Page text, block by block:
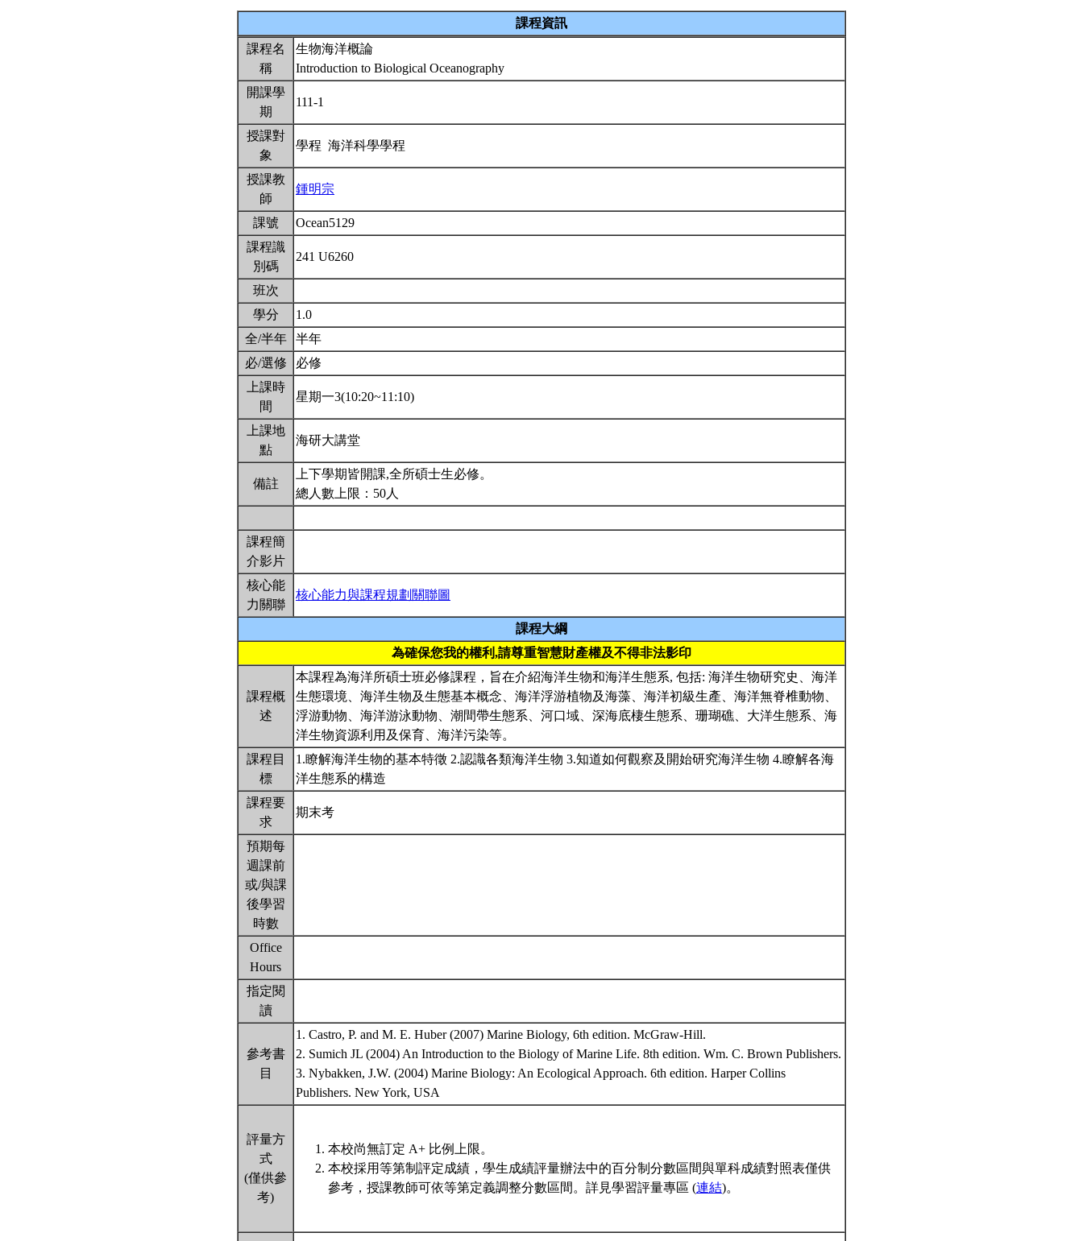
課程資訊
課程名
稱
生物海洋概論
Introduction to Biological Oceanography
開課學
期
111-1
授課對
象
學程 海洋科學學程
授課教
師
鍾明宗
課號
Ocean5129
課程識
別碼
241 U6260
班次
學分
1.0
全/半年
半年
必/選修
必修
上課時
間
星期一3(10:20~11:10)
上課地
點
海研大講堂
備註
上下學期皆開課,全所碩士生必修。
總人數上限：50人
課程簡
介影片
核心能
力關聯
核心能力與課程規劃關聯圖
課程大綱
為確保您我的權利,請尊重智慧財產權及不得非法影印
課程概
述
本課程為海洋所碩士班必修課程，旨在介紹海洋生物和海洋生態系, 包括: 海洋生物研究史、海洋
生態環境、海洋生物及生態基本概念、海洋浮游植物及海藻、海洋初級生產、海洋無脊椎動物、
浮游動物、海洋游泳動物、潮間帶生態系、河口域、深海底棲生態系、珊瑚礁、大洋生態系、海
洋生物資源利用及保育、海洋污染等。
課程目
標
1.瞭解海洋生物的基本特徵 2.認識各類海洋生物 3.知道如何觀察及開始研究海洋生物 4.瞭解各海
洋生態系的構造
課程要
求
期末考
預期每
週課前
或/與課
後學習
時數
Office
Hours
指定閱
讀
參考書
目
1. Castro, P. and M. E. Huber (2007) Marine Biology, 6th edition. McGraw-Hill.
2. Sumich JL (2004) An Introduction to the Biology of Marine Life. 8th edition. Wm. C. Brown Publishers.
3. Nybakken, J.W. (2004) Marine Biology: An Ecological Approach. 6th edition. Harper Collins
Publishers. New York, USA
評量方
式
(僅供參
考)
本校尚無訂定 A+ 比例上限。
本校採用等第制評定成績，學生成績評量辦法中的百分制分數區間與單科成績對照表僅供
參考，授課教師可依等第定義調整分數區間。詳見學習評量專區 (連結)。